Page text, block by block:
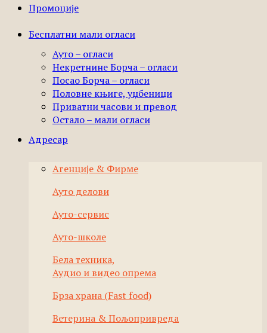
Промоције
Бесплатни мали огласи
Ауто – огласи
Некретнине Борча – огласи
Посао Борча – огласи
Половне књиге, уџбеници
Приватни часови и превод
Остало – мали огласи
Адресар
Агенције & Фирме
Ауто делови
Ауто-сервис
Ауто-школе
Бела техника,
Аудио и видео опрема
Брза храна (Fast food)
Ветерина & Пољопривреда